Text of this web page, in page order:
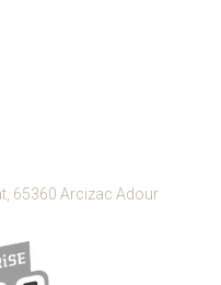
65360 Arcizac Adour